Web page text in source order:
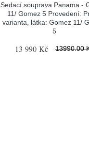
Sedací souprava Panama -
11/ Gomez 5 Provedení:
varianta, látka: Gomez 11/
5
13 990 Kč 13990.00